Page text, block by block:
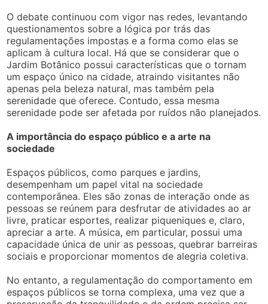
O debate continuou com vigor nas redes, levantando
questionamentos sobre a lógica por trás das
regulamentações impostas e a forma como elas se
aplicam à cultura local. Há que se considerar que o
Jardim Botânico possui características que o tornam
um espaço único na cidade, atraindo visitantes não
apenas pela beleza natural, mas também pela
serenidade que oferece. Contudo, essa mesma
serenidade pode ser afetada por ruídos não planejados.
A importância do espaço público e a arte na
sociedade
Espaços públicos, como parques e jardins,
desempenham um papel vital na sociedade
contemporânea. Eles são zonas de interação onde as
pessoas se reúnem para desfrutar de atividades ao ar
livre, praticar esportes, realizar piqueniques e, claro,
apreciar a arte. A música, em particular, possui uma
capacidade única de unir as pessoas, quebrar barreiras
sociais e proporcionar momentos de alegria coletiva.
No entanto, a regulamentação do comportamento em
espaços públicos se torna complexa, uma vez que a